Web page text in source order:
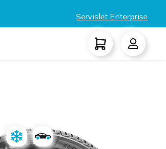
Servislet Enterprise